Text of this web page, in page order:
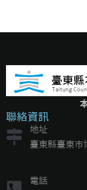
聯絡資訊
地址
臺東縣臺東市
電話